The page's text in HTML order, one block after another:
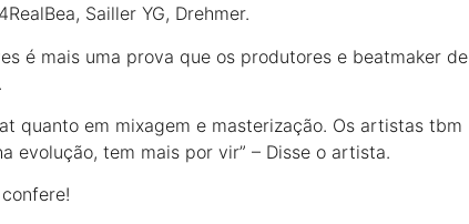
Sailler YG, Drehmer.
é mais uma prova que os produtores e beatmaker de
quanto em mixagem e masterização. Os artistas tbm
evolução, tem mais por vir” – Disse o artista.